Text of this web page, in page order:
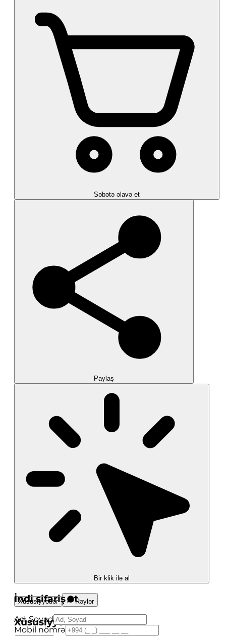
Səbətə əlavə et
Paylaş
Bir klik ilə al
İndi sifariş et
Ad, Soyad
Mobil nömrə
Xüsusiyyətlər Rəylər
Xüsusiyyətlər